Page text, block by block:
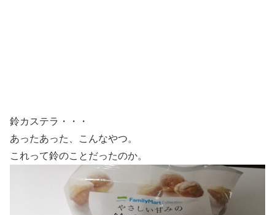
鈴カステラ・・・
あったあった、こんなやつ。
これって鈴のことだったのか。